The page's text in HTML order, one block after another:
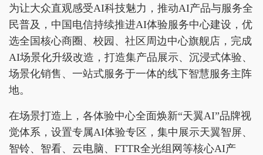
为让大众直观感受AI科技魅力，推动AI产品与服务全
民普及，中国电信持续推进AI体验服务中心建设，优
选全国核心商圈、校园、社区周边中心旗舰店，完成
AI场景化升级改造，打造集产品展示、沉浸式体验、
场景化销售、一站式服务于一体的线下智慧服务主阵
地。
在场景打造上，各体验中心全面焕新“天翼AI”品牌视
觉体系，设置专属AI体验专区，集中展示天翼智屏、
智铃、智看、云电脑、FTTR全光组网等核心AI产